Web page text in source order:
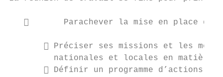
       Parachever la mise en place du
 Préciser ses missions et les
nationales et locales en matière
 Définir un programme d’actions